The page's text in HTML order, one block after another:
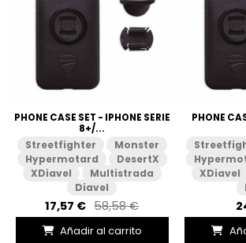
PHONE CASE SET - IPHONE SERIE
8+/...
Streetfighter
Monster
Hypermotard
DesertX
XDiavel
Multistrada
Diavel
17,57 € 58,58 €
Añadir al carrito
PHONE
XDiavel